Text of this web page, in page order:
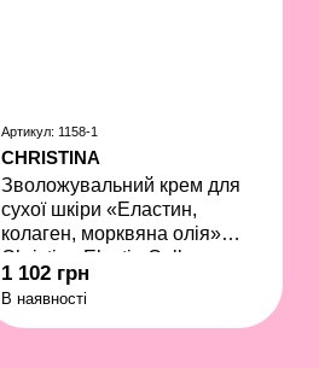
Артикул: 1158-1
CHRISTINA
Зволожувальний крем для
сухої шкіри «Еластин,
колаген, морквяна олія»
Christina Elastin Collagen
Carrot Oil Moisture Cream 60
мл
1 102 грн
В наявності